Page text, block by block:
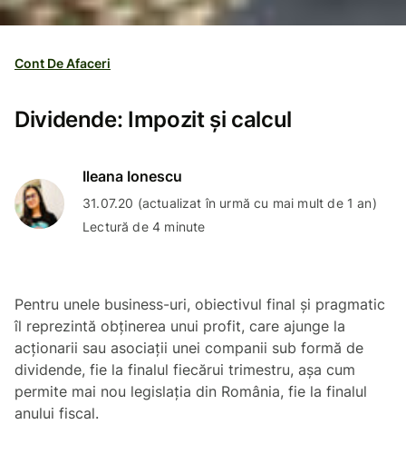
Cont De Afaceri
Dividende: Impozit și calcul
Ileana Ionescu
31.07.20 (actualizat în urmă cu mai mult de 1 an)
Lectură de 4 minute
Pentru unele business-uri, obiectivul final și pragmatic
îl reprezintă obținerea unui profit, care ajunge la
acționarii sau asociații unei companii sub formă de
dividende, fie la finalul fiecărui trimestru, așa cum
permite mai nou legislația din România, fie la finalul
anului fiscal.